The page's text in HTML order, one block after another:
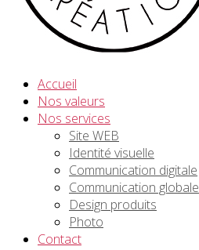
Accueil
Nos valeurs
Nos services
Site WEB
Identité visuelle
Communication digitale
Communication globale
Design produits
Photo
Contact